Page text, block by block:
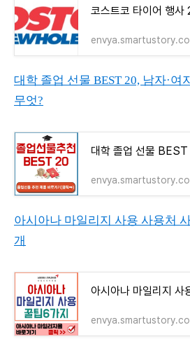
코스트코 타이어 행
대학 졸업 선물 BEST 20, 남자·여
무엇?
아시아나 마일리지 사용 사용처
개